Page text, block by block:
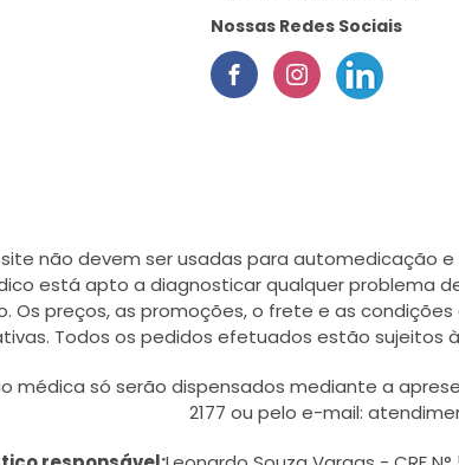
Nossas Redes Sociais
não devem ser usadas para automedicação
está apto a diagnosticar qualquer problema
Os preços, as promoções, o frete e as
Todos os pedidos efetuados estão
médica só serão dispensados mediante a
2177 ou pelo e-mail: